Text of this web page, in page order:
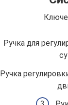
Ручка для
Ручка